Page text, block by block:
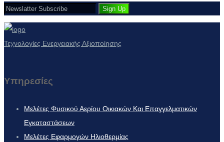
Τεχνολογίες Ενεργειακής Αξιοποίησης
Υπηρεσίες
Μελέτες Φυσικού Αερίου Οικιακών Και Επαγγελματικών
Εγκαταστάσεων
Μελέτες Εφαρμογών Ηλιοθερμίας